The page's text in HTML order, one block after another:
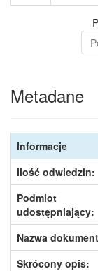
Metadane
Informacje
Ilość odwiedzin:
Podmiot
udostępniający:
Nazwa
Skrócony opis: